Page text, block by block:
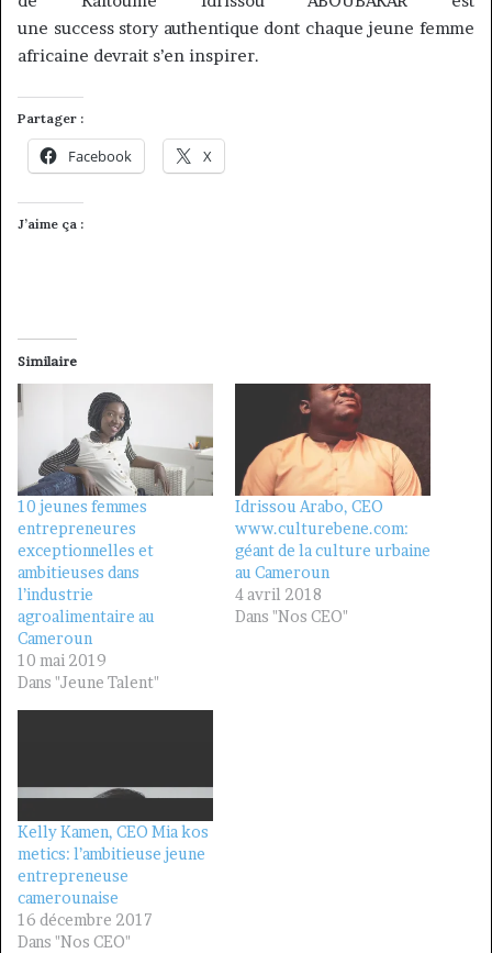
une success storyauthentique dont chaque jeune femme
africaine devrait s’en inspirer.
Partager :
Facebook X
J’aime ça :
Similaire
10 jeunes femmes
entrepreneures
exceptionnelles et
ambitieuses dans
l’industrie
agroalimentaire au
Cameroun
10 mai 2019
Dans "Jeune Talent"
Idrissou Arabo, CEO
www.culturebene.com:
géant de la culture urbaine
au Cameroun
4 avril 2018
Dans "Nos CEO"
Kelly Kamen, CEO Mia kos
metics: l’ambitieuse jeune
entrepreneuse
camerounaise
16 décembre 2017
Dans "Nos CEO"